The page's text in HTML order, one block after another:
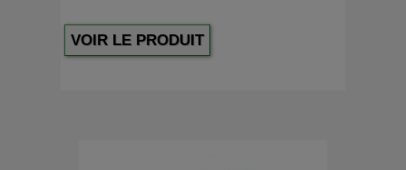
VOIR LE PRODUIT